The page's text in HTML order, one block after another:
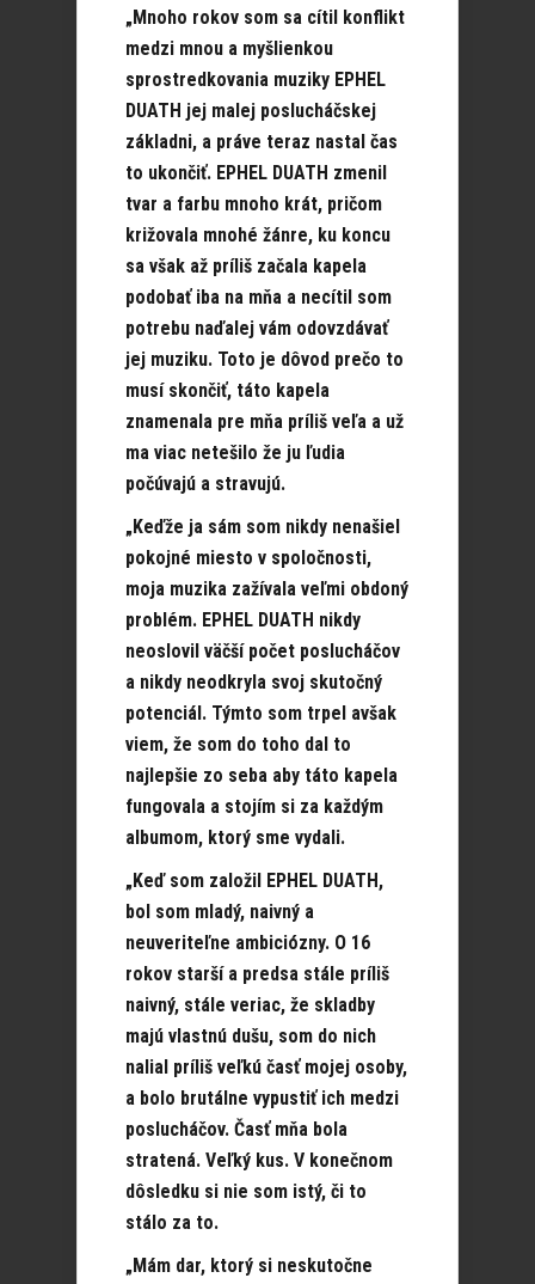
„Mnoho rokov som sa cítil konflikt
medzi mnou a myšlienkou
sprostredkovania muziky EPHEL
DUATH jej malej poslucháčskej
základni, a práve teraz nastal čas
to ukončiť. EPHEL DUATH zmenil
tvar a farbu mnoho krát, pričom
križovala mnohé žánre, ku koncu
sa však až príliš začala kapela
podobať iba na mňa a necítil som
potrebu naďalej vám odovzdávať
jej muziku. Toto je dôvod prečo to
musí skončiť, táto kapela
znamenala pre mňa príliš veľa a už
ma viac netešilo že ju ľudia
počúvajú a stravujú.
„Keďže ja sám som nikdy nenašiel
pokojné miesto v spoločnosti,
moja muzika zažívala veľmi obdoný
problém. EPHEL DUATH nikdy
neoslovil väčší počet poslucháčov
a nikdy neodkryla svoj skutočný
potenciál. Týmto som trpel avšak
viem, že som do toho dal to
najlepšie zo seba aby táto kapela
fungovala a stojím si za každým
albumom, ktorý sme vydali.
„Keď som založil EPHEL DUATH,
bol som mladý, naivný a
neuveriteľne ambiciózny. O 16
rokov starší a predsa stále príliš
naivný, stále veriac, že skladby
majú vlastnú dušu, som do nich
nalial príliš veľkú časť mojej osoby,
a bolo brutálne vypustiť ich medzi
poslucháčov. Časť mňa bola
stratená. Veľký kus. V konečnom
dôsledku si nie som istý, či to
stálo za to.
„Mám dar, ktorý si neskutočne